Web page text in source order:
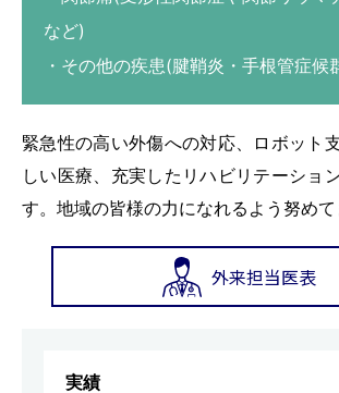
など)
・その他の疾患(腱鞘炎・手根管症候
緊急性の高い外傷への対応、ロボット
しい医療、充実したリハビリテーショ
す。地域の皆様の力になれるよう努めて
外来担当医表
実績